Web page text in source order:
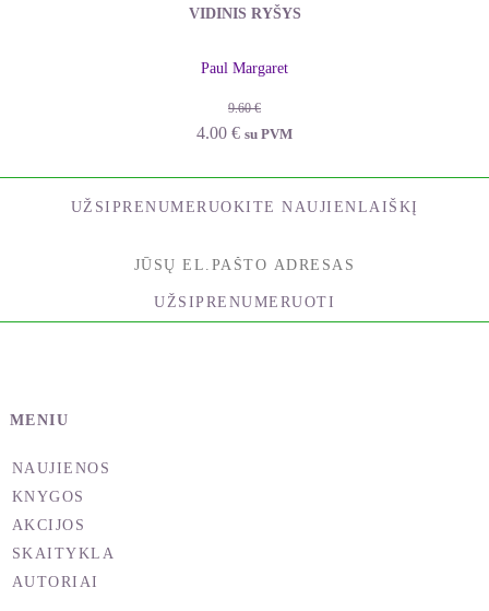
VIDINIS RYŠYS
Paul Margaret
9.60€
Original
9.60 €.
4.00 €Current
4.00 €.
su PVM
UŽSIPRENUMERUOKITE NAUJIENLAIŠKĮ
UŽSIPRENUMERUOTI
MENIU
NAUJIENOS
KNYGOS
AKCIJOS
SKAITYKLA
AUTORIAI